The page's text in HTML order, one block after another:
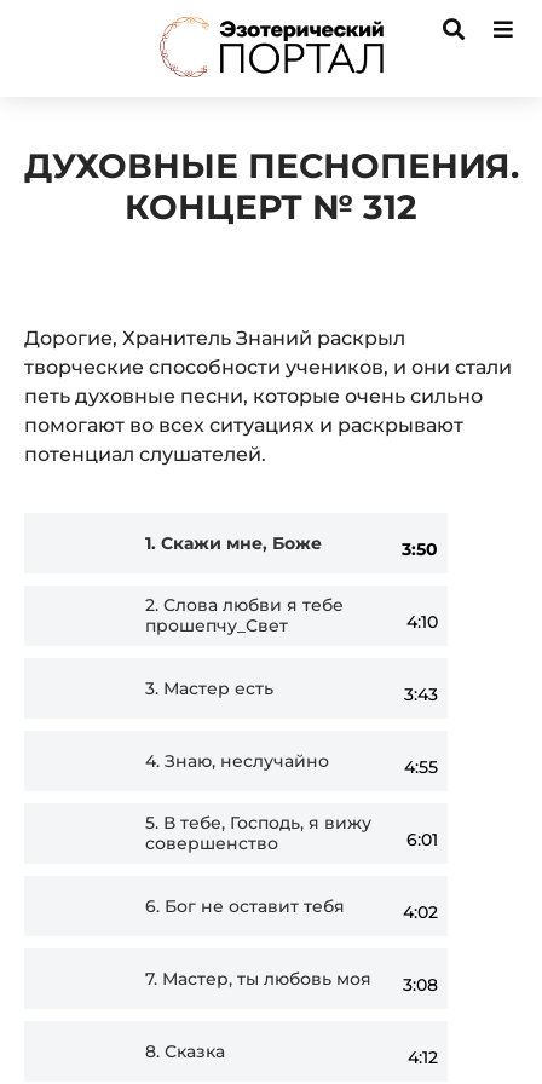
ДУХОВНЫЕ ПЕСНОПЕНИЯ.
КОНЦЕРТ № 312
Дорогие, Хранитель Знаний раскрыл
творческие способности учеников, и они стали
петь духовные песни, которые очень сильно
помогают во всех ситуациях и раскрывают
потенциал слушателей.
1. Скажи мне, Боже 3:50
2. Слова любви я тебе
прошепчу_Свет
4:10
3. Мастер есть 3:43
4. Знаю, неслучайно 4:55
5. В тебе, Господь, я вижу
совершенство
6:01
6. Бог не оставит тебя 4:02
7. Мастер, ты любовь моя 3:08
8. Сказка 4:12